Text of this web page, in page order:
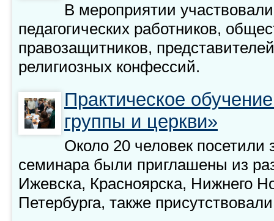
В мероприятии
педагогических работников,
правозащитников,
религиозных конфессий.
Практическое
группы и церкви»
Около 20 человек
семинара были приглашены из
Ижевска, Красноярска, Нижнего
Петербурга, также